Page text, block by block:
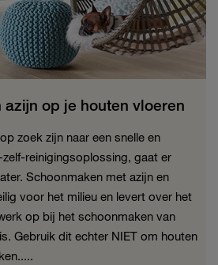
op je houten vloeren
zoek zijn naar een snelle en
reinigingsoplossing, gaat er
Schoonmaken met azijn en
voor het milieu en levert over het
op bij het schoonmaken van
Gebruik dit echter NIET om houten